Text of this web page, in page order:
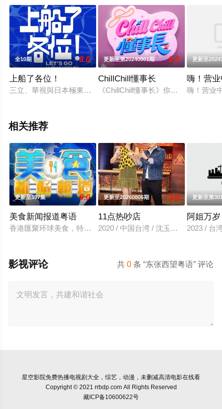
整版综艺节目就上星空电影网，更多相关信息可移步至豆
瓣综艺、电视猫或剧情网等平台了解。
全10期 8.0
上船了各位！
三立、華視與日本極東電視台聯手打造最熱血的海上冒險實境
更新至第20240801期 1.0
ChillChill懂事长
《ChillChill懂事长》你的生活大小事
更新至
嗨！营
嗨！营业
相关推荐
更新至397集 9.0
美食新闻报道粤语
香港匯聚环球美食，特色佳餚、贴地料理受到识饮识食之人的
更新至20260806期 3.0
11点热吵店
2020 / 中国台湾 / 沈玉琳,殷悦
更新至第
阿姐万岁
2023 / 台
共0 条 “东张西望粤语” 评论
影视评论
星空影院免费热播电视剧大全，综艺，动漫，未删减高清电影在线看
Copyright © 2021 rrbdp.com All Rights Reserved
藏ICP备10600622号